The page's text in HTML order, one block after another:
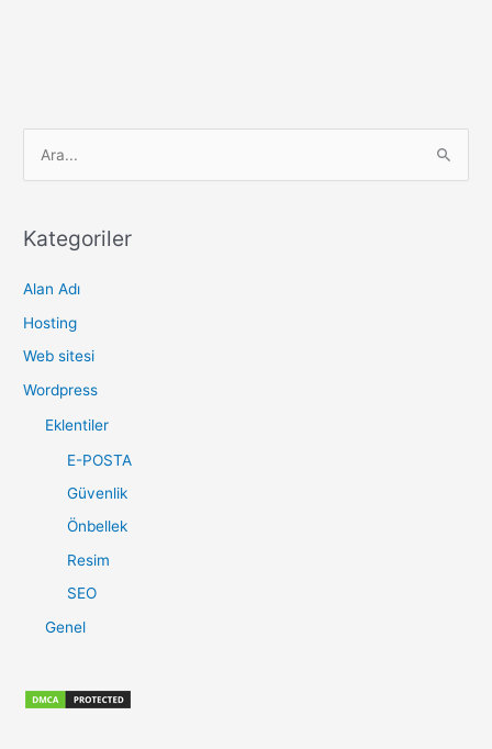
r
h
f
o
Kategoriler
Alan Adı
Hosting
Web sitesi
Wordpress
Eklentiler
E-POSTA
Güvenlik
Önbellek
Resim
SEO
Genel